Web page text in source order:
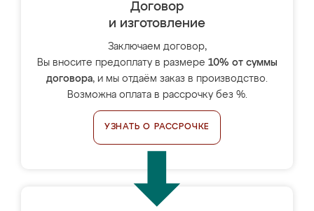
Договор
и изготовление
Заключаем договор,
Вы вносите предоплату в размере 10% от суммы
договора, и мы отдаём заказ в производство.
Возможна оплата в рассрочку без %.
УЗНАТЬ О РАССРОЧКЕ